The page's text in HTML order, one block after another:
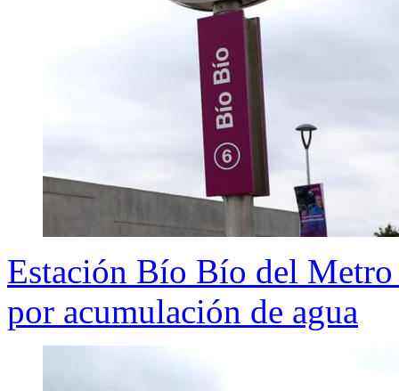
Estación Bío Bío del Metro
por acumulación de agua